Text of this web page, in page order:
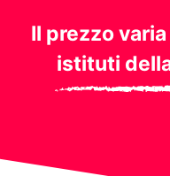
Il prezzo
istituti